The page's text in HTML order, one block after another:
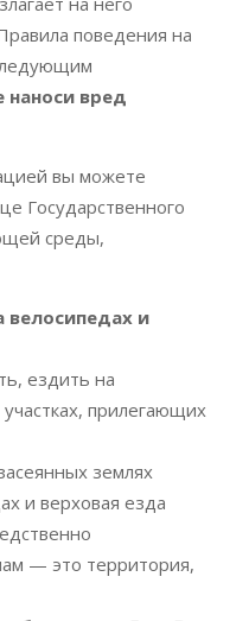
поведения на
наноси вред
вы можете
Государственного
среды,
велосипедах и
ездить на
прилегающих
землях
и верховая езда
— это территория,